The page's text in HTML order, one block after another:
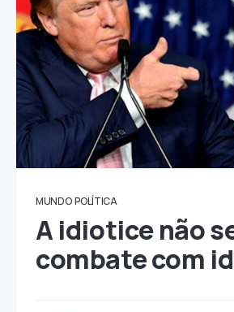
MUNDO POLÍTICA
A idiotice não
combate com